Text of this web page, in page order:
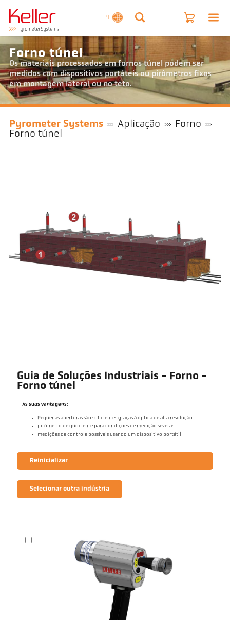
PT
Forno túnel
Os materiais processados em fornos túnel podem ser
medidos com dispositivos portáteis ou pirômetros fixos
em montagem lateral ou no teto.
Pyrometer Systems Aplicação
Forno
Forno túnel
Guia de Soluções Industriais - Forno -
Forno túnel
As suas vantagens:
Pequenas aberturas são suficientes graças à óptica de alta resolução
pirômetro de quociente para condições de medição severas
medições de controle possíveis usando um dispositivo portátil
Reinicializar
Selecionar outra indústria